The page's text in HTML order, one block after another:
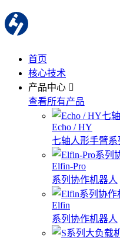
首页
核心技术
产品中心
查看所有产品
Echo / HY
七轴人形手臂系
Elfin-Pro
系列协作机器人
Elfin
系列协作机器人